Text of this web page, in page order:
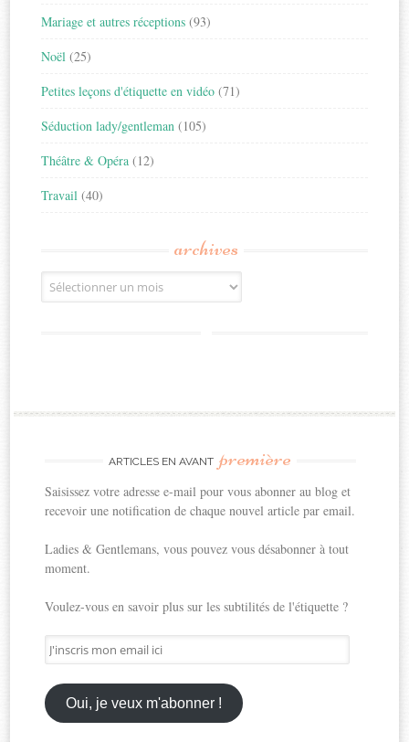
Mariage et autres réceptions (93)
Noël (25)
Petites leçons d'étiquette en vidéo (71)
Séduction lady/gentleman (105)
Théâtre & Opéra (12)
Travail (40)
archives
Archives
ARTICLES EN AVANT première
Saisissez votre adresse e-mail pour vous abonner au blog et
recevoir une notification de chaque nouvel article par email.
Ladies & Gentlemans, vous pouvez vous désabonner à tout
moment.
Voulez-vous en savoir plus sur les subtilités de l'étiquette ?
J'inscris
mon
email
ici
Oui, je veux m'abonner !